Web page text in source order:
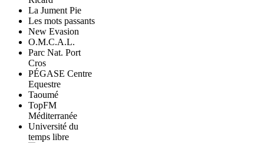
La Jument Pie
Les mots passants
New Evasion
O.M.C.A.L.
Parc Nat. Port
Cros
PÉGASE Centre
Equestre
Taoumé
TopFM
Méditerranée
Université du
temps libre